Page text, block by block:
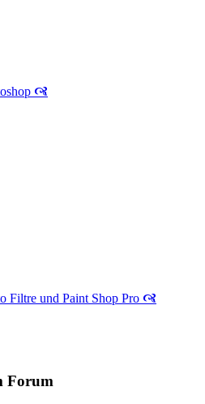
🙧
Filtre und Paint Shop Pro 🙧
Forum